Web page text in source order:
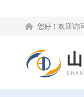
您好！欢迎访